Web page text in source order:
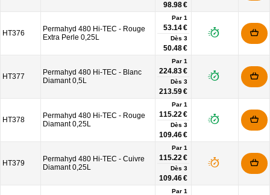
98.98 €
HT376
Permahyd 480 Hi-TEC - Rouge
Extra Perle 0,25L
Par 1
53.14 €
Dès 3
50.48 €
HT377
Permahyd 480 Hi-TEC - Blanc
Diamant 0,5L
Par 1
224.83 €
Dès 3
213.59 €
HT378
Permahyd 480 Hi-TEC - Rouge
Diamant 0,25L
Par 1
115.22 €
Dès 3
109.46 €
HT379
Permahyd 480 Hi-TEC - Cuivre
Diamant 0,25L
Par 1
115.22 €
Dès 3
109.46 €
Par 1